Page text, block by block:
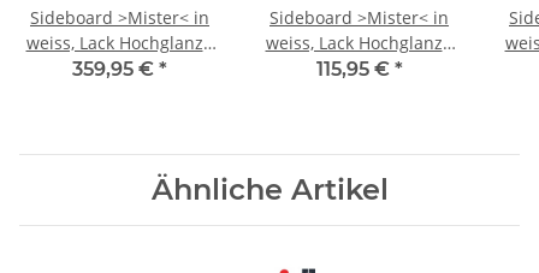
Sideboard >Mister< in
weiss, Lack Hochglanz -
225x80x38cm (BxHxT)
359,95 € *
Sideboard >Mister< in
weiss, Lack Hochglanz -
90x80x38cm (BxHxT)
115,95 € *
Ähnliche Artikel